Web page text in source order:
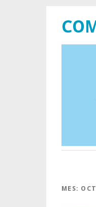
MES: